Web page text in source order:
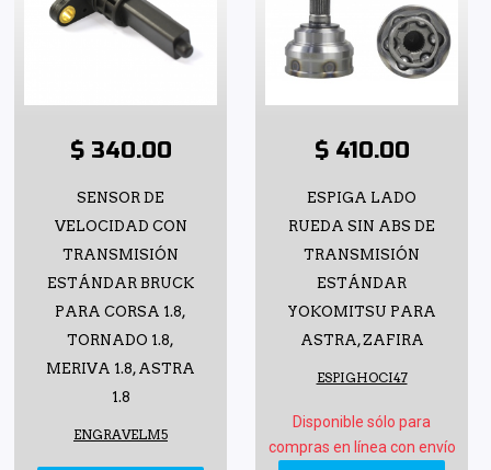
$ 340.00
SENSOR DE
VELOCIDAD CON
TRANSMISIÓN
ESTÁNDAR BRUCK
PARA CORSA 1.8,
TORNADO 1.8,
MERIVA 1.8, ASTRA
1.8
ENGRAVELM5
$ 410.00
ESPIGA LADO
RUEDA SIN ABS DE
TRANSMISIÓN
ESTÁNDAR
YOKOMITSU PARA
ASTRA, ZAFIRA
ESPIGHOCI47
Disponible sólo para
compras en línea con envío